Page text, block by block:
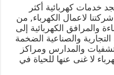
خدمات كهربائية أكثر
لاعمال الكهرباء, من
والمرافق الكهربائية إلى
التجارية والصناعية الضخمة
والمدارس ومراكز
لا غنى عنها للحياة في